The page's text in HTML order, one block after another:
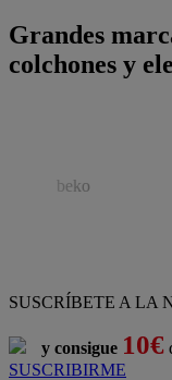
Grandes
colchones y
SUSCRÍBETE A LA
y consigue 10€
SUSCRIBIRME